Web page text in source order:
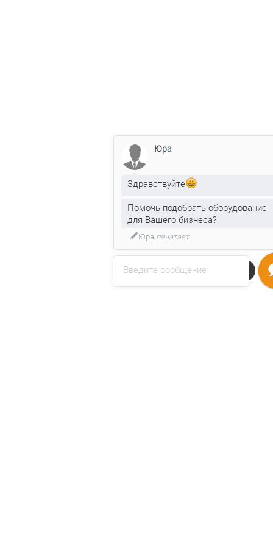
Напишите нам
Введите сообщение
Юра
Здравствуйте
Помочь подобрать оборудование
для Вашего бизнеса?
Юра печатает...